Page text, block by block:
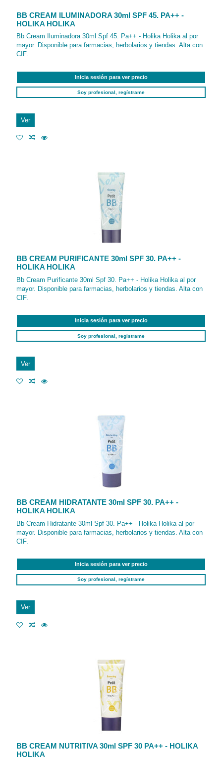
BB CREAM ILUMINADORA 30ml SPF 45. PA++ -
HOLIKA HOLIKA
Bb Cream Iluminadora 30ml Spf 45. Pa++ - Holika Holika al por
mayor. Disponible para farmacias, herbolarios y tiendas. Alta con
CIF.
Inicia sesión para ver precio
Soy profesional, regístrame
Ver
BB CREAM PURIFICANTE 30ml SPF 30. PA++ -
HOLIKA HOLIKA
Bb Cream Purificante 30ml Spf 30. Pa++ - Holika Holika al por
mayor. Disponible para farmacias, herbolarios y tiendas. Alta con
CIF.
Inicia sesión para ver precio
Soy profesional, regístrame
Ver
BB CREAM HIDRATANTE 30ml SPF 30. PA++ -
HOLIKA HOLIKA
Bb Cream Hidratante 30ml Spf 30. Pa++ - Holika Holika al por
mayor. Disponible para farmacias, herbolarios y tiendas. Alta con
CIF.
Inicia sesión para ver precio
Soy profesional, regístrame
Ver
BB CREAM NUTRITIVA 30ml SPF 30 PA++ - HOLIKA
HOLIKA